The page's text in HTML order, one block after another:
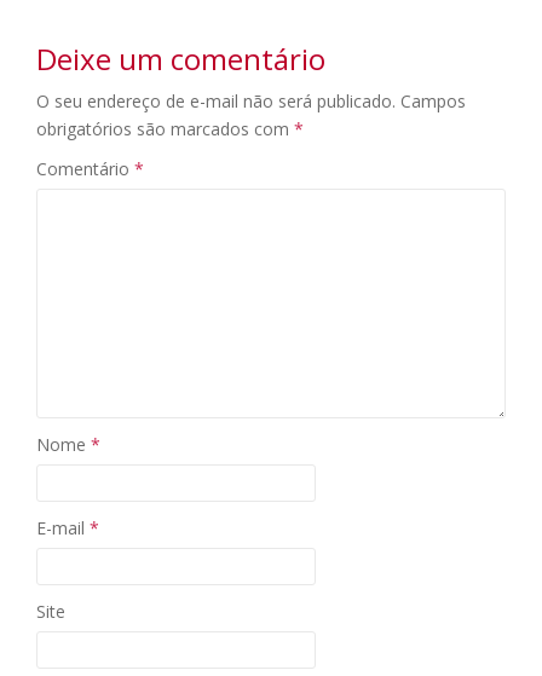
Deixe um comentário
O seu endereço de e-mail não será publicado. Campos
obrigatórios são marcados com *
Comentário *
Nome *
E-mail *
Site